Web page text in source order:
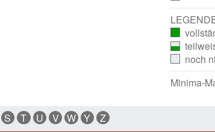
noch
Minima-
S T U V W Y Z